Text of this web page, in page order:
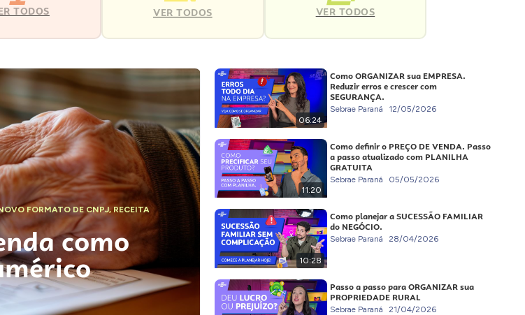
TODOS VER TODOS VER TODOS
FORMATO DE CNPJ,RECEITA
como
06:24
Como ORGANIZAR sua EMPRESA.
Reduzir erros e crescer com
SEGURANÇA.
Sebrae Paraná 12/05/2026
11:20
Como definir o PREÇO DE VENDA. Passo
a passo atualizado com PLANILHA
GRATUITA
Sebrae Paraná 05/05/2026
10:28
Como planejar a SUCESSÃO FAMILIAR
do NEGÓCIO.
Sebrae Paraná 28/04/2026
Passo a passo para ORGANIZAR sua
PROPRIEDADE RURAL
Sebrae Paraná 21/04/2026